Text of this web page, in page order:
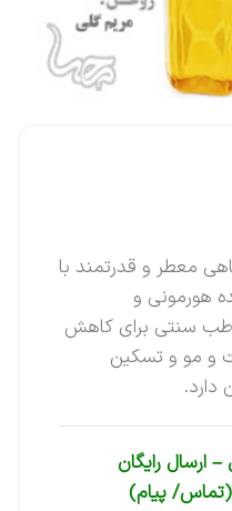
معطر و قدرتمند با
هورمونی و
طب سنتی برای کاهش
و مو و تسکین
دارد.
رایگان